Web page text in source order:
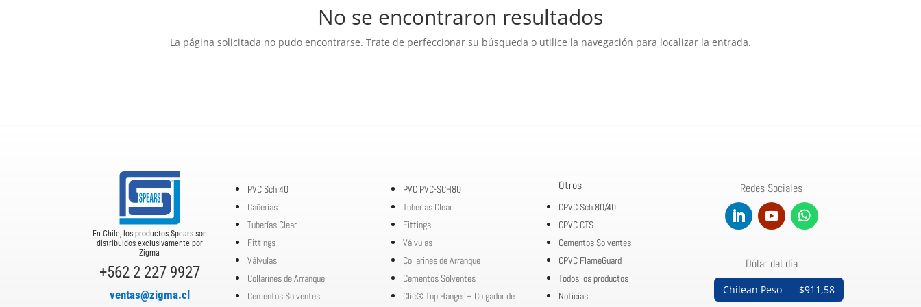
No se encontraron resultados
La página solicitada no pudo encontrarse. Trate de perfeccionar su búsqueda o utilice la navegación para localizar la entrada.
En Chile, los productos Spears son
distribuidos exclusivamente por
Zigma
+562 2 227 9927
ventas@zigma.cl
PVC Sch.40
Cañerías
Tuberías Clear
Fittings
Válvulas
Collarines de Arranque
Cementos Solventes
PVC PVC-SCH80
Tuberías Clear
Fittings
Válvulas
Collarines de Arranque
Cementos Solventes
Clic® Top Hanger – Colgador de
Otros
CPVC Sch.80/40
CPVC CTS
Cementos Solventes
CPVC FlameGuard
Todos los productos
Noticias
Redes Sociales
Dólar del día
Chilean Peso $911,58